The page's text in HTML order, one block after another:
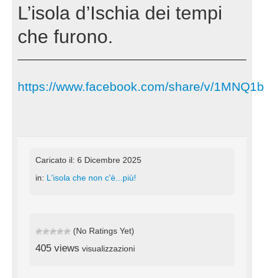
L’isola d’Ischia dei tempi
che furono.
https://www.facebook.com/share/v/
Caricato il: 6 Dicembre 2025
in: L'isola che non c'è...più!
(No Ratings Yet)
405 views visualizzazioni